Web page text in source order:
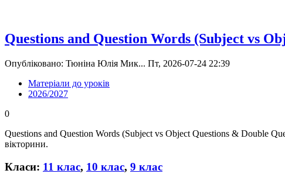
Questions and Question Words (Subject vs
Опубліковано: Тюніна Юлія Мик... Пт, 2026-07-24 22:39
Матеріали до уроків
2026/2027
0
Questions and Question Words (Subject vs Object Questions & Double
вікторини.
Класи: 11 клас, 10 клас, 9 клас